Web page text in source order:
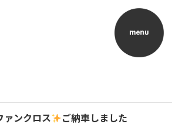
ァンクロス ご納車しました